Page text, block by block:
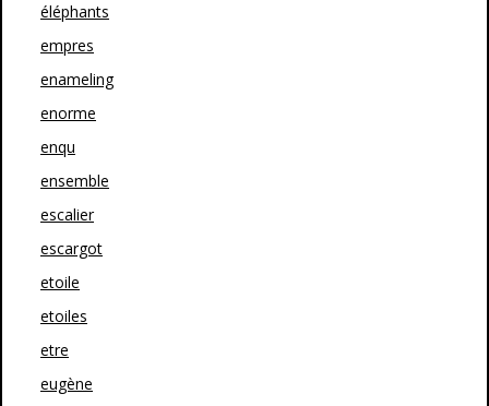
éléphants
empres
enameling
enorme
enqu
ensemble
escalier
escargot
etoile
etoiles
etre
eugène